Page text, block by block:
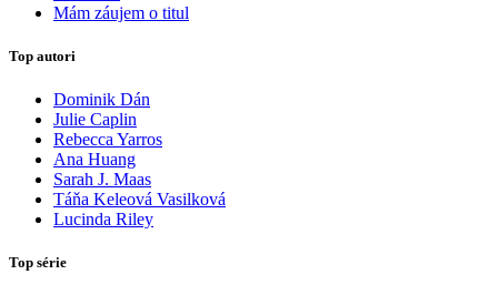
Mám záujem o titul
Top autori
Dominik Dán
Julie Caplin
Rebecca Yarros
Ana Huang
Sarah J. Maas
Táňa Keleová Vasilková
Lucinda Riley
Top série